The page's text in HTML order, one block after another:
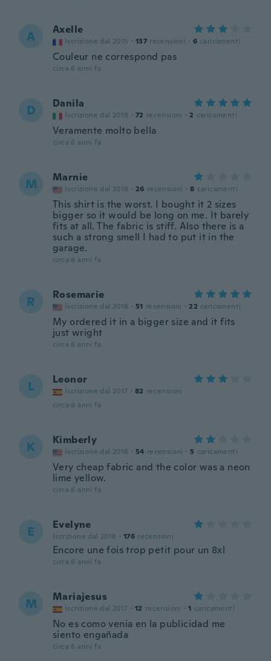
A Axelle
Iscrizione dal 2015 · 137 recensioni · 6 caricamenti
Couleur ne correspond pas
circa 6 anni fa
D Danila
Iscrizione dal 2019 · 72 recensioni · 2 caricamenti
Veramente molto bella
circa 6 anni fa
M Marnie
Iscrizione dal 2019 · 26 recensioni · 8 caricamenti
This shirt is the worst. I bought it 2 sizes
bigger so it would be long on me. It barely
fits at all. The fabric is stiff. Also there is a
such a strong smell I had to put it in the
garage.
circa 6 anni fa
R Rosemarie
Iscrizione dal 2016 · 51 recensioni · 22 caricamenti
My ordered it in a bigger size and it fits
just wright
circa 6 anni fa
L Leonor
Iscrizione dal 2017 · 82 recensioni
circa 6 anni fa
K Kimberly
Iscrizione dal 2016 · 54 recensioni · 5 caricamenti
Very cheap fabric and the color was a neon
lime yellow.
circa 6 anni fa
E Evelyne
Iscrizione dal 2018 · 176 recensioni
Encore une fois trop petit pour un 8xl
circa 6 anni fa
M Mariajesus
Iscrizione dal 2017 · 12 recensioni · 1 caricamenti
No es como venia en la publicidad me
siento engañada
circa 6 anni fa